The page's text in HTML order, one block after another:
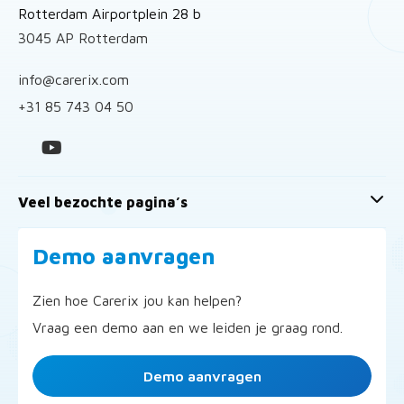
Rotterdam Airportplein 28 b
3045 AP Rotterdam
info@carerix.com
+31 85 743 04 50
Veel bezochte pagina’s
Demo aanvragen
Zien hoe Carerix jou kan helpen?
Vraag een demo aan en we leiden je graag rond.
Demo aanvragen